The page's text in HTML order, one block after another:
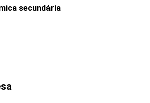
secundária